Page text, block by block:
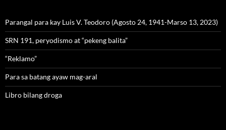
Parangal para kay Luis V. Teodoro (Agosto 24, 1941-Marso 13, 2023)
SRN 191, peryodismo at “pekeng balita”
“Reklamo”
Para sa batang ayaw mag-aral
Libro bilang droga